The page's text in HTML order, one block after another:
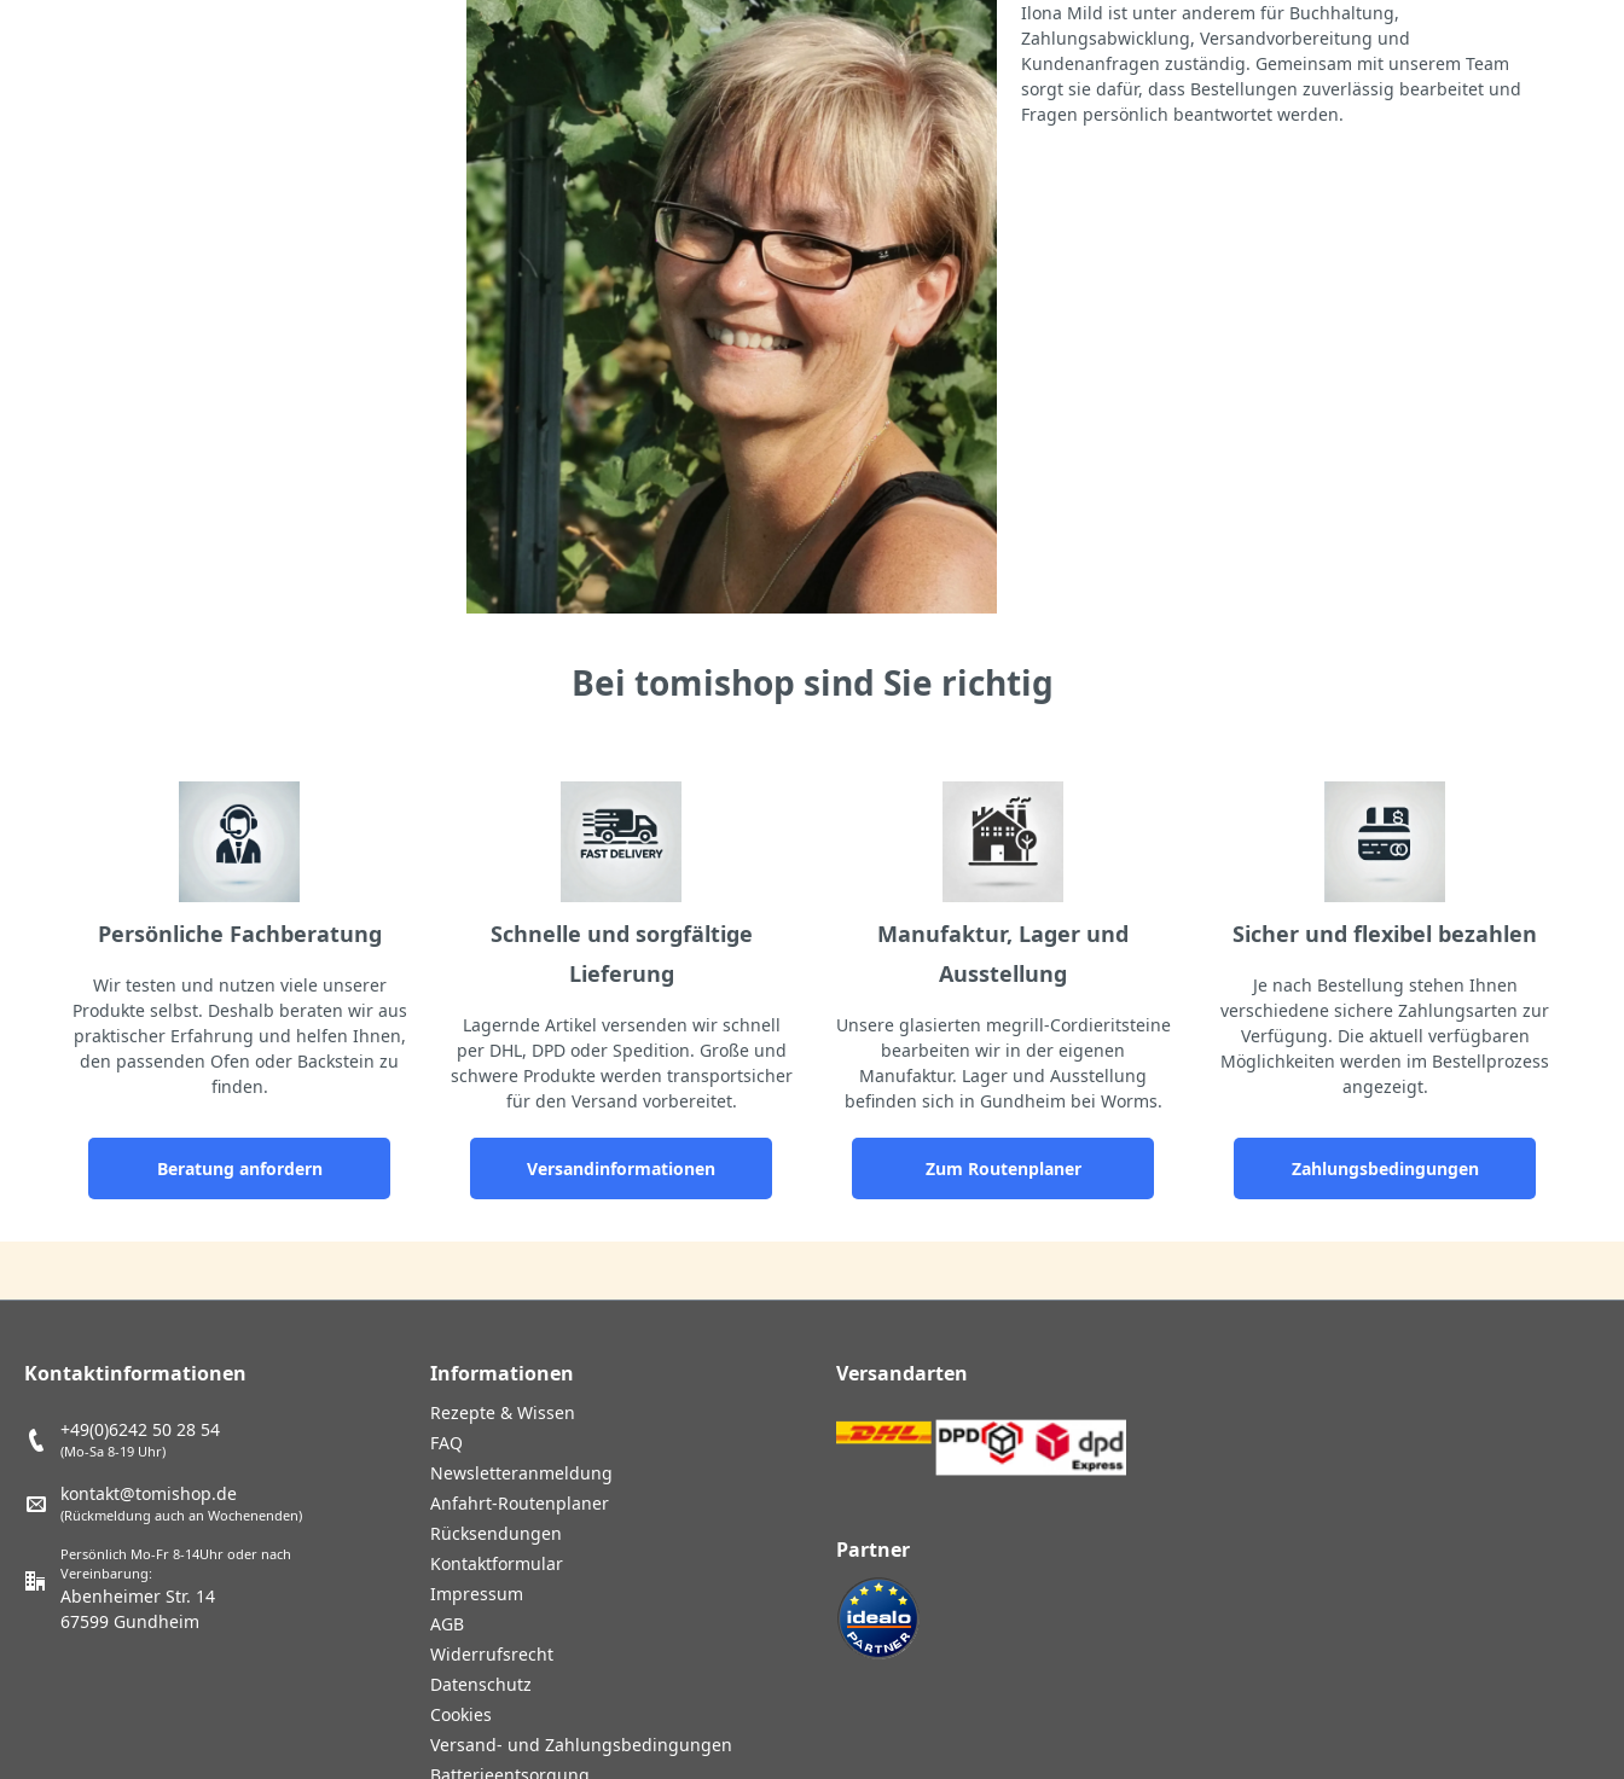
Ilona Mild ist unter anderem für Buchhaltung,
Zahlungsabwicklung, Versandvorbereitung und
Kundenanfragen zuständig. Gemeinsam mit unserem Team
sorgt sie dafür, dass Bestellungen zuverlässig bearbeitet und
Fragen persönlich beantwortet werden.
Bei tomishop sind Sie richtig
Persönliche Fachberatung
Wir testen und nutzen viele unserer
Produkte selbst. Deshalb beraten wir aus
praktischer Erfahrung und helfen Ihnen,
den passenden Ofen oder Backstein zu
finden.
Beratung anfordern
Schnelle und sorgfältige
Lieferung
Lagernde Artikel versenden wir schnell
per DHL, DPD oder Spedition. Große und
schwere Produkte werden transportsicher
für den Versand vorbereitet.
Versandinformationen
Manufaktur, Lager und
Ausstellung
Unsere glasierten megrill-Cordieritsteine
bearbeiten wir in der eigenen
Manufaktur. Lager und Ausstellung
befinden sich in Gundheim bei Worms.
Zum Routenplaner
Sicher und flexibel bezahlen
Je nach Bestellung stehen Ihnen
verschiedene sichere Zahlungsarten zur
Verfügung. Die aktuell verfügbaren
Möglichkeiten werden im Bestellprozess
angezeigt.
Zahlungsbedingungen
Kontaktinformationen
+49(0)6242 50 28 54
(Mo-Sa 8-19 Uhr)
kontakt@tomishop.de
(Rückmeldung auch an Wochenenden)
Persönlich Mo-Fr 8-14Uhr oder nach
Vereinbarung:
Abenheimer Str. 14
67599 Gundheim
Informationen
Rezepte & Wissen
FAQ
Newsletteranmeldung
Anfahrt-Routenplaner
Rücksendungen
Kontaktformular
Impressum
AGB
Widerrufsrecht
Datenschutz
Cookies
Versand- und Zahlungsbedingungen
Versandarten
Partner